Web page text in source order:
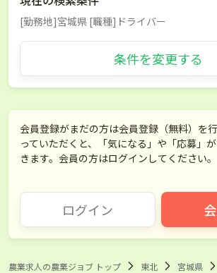
[勤務地]宮城県 [職種]ドライバー
条件を変更する
会員登録がまだの方は会員登録（無料）を行
っていただくと、「気になる」や「応募」
きます。会員の方はログインしてください。
ログイン
農業求人の農業ジョブ トップ 東北 宮城県